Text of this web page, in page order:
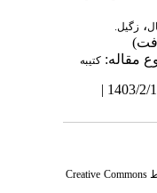
، زگیل.
مقاله: کتیبه
دریافت: 1402/12/10 | پذیرش: 1403/2/15 |
Creative Commons